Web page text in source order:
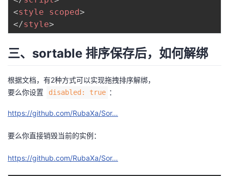
<style scoped>
</style>
三、sortable 排序保存后，如何解绑
根据文档，有2种方式可以实现拖拽排序解绑，
要么你设置
disabled: true ：
https://github.com/RubaXa/Sor…
要么你直接销毁当前的实例：
https://github.com/RubaXa/Sor…